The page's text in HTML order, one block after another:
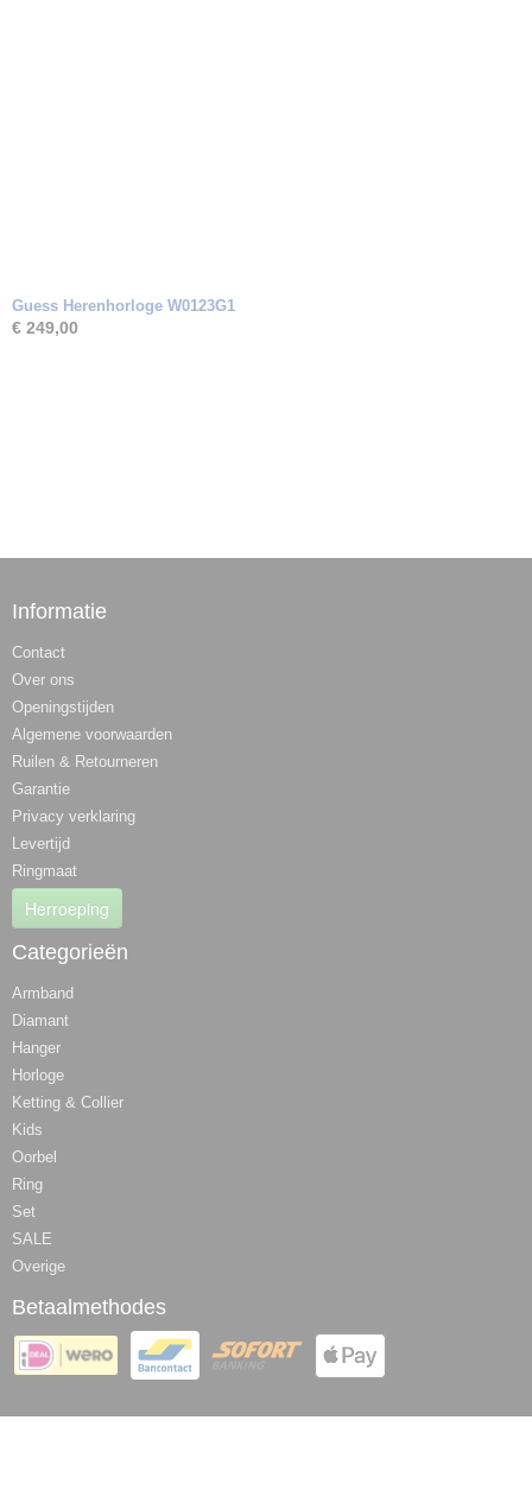
Guess Herenhorloge W0123G1
€ 249,00
Informatie
Contact
Over ons
Openingstijden
Algemene voorwaarden
Ruilen & Retourneren
Garantie
Privacy verklaring
Levertijd
Ringmaat
Herroeping
Categorieën
Armband
Diamant
Hanger
Horloge
Ketting & Collier
Kids
Oorbel
Ring
Set
SALE
Overige
Betaalmethodes